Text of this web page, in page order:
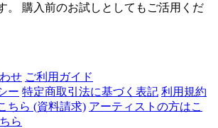
。 購入前のお試しとしてもご活用くだ
せ ご利用ガイド
ー 特定商取引法に基づく表記 利用規約
ちら (資料請求) アーティストの方はこ
ら